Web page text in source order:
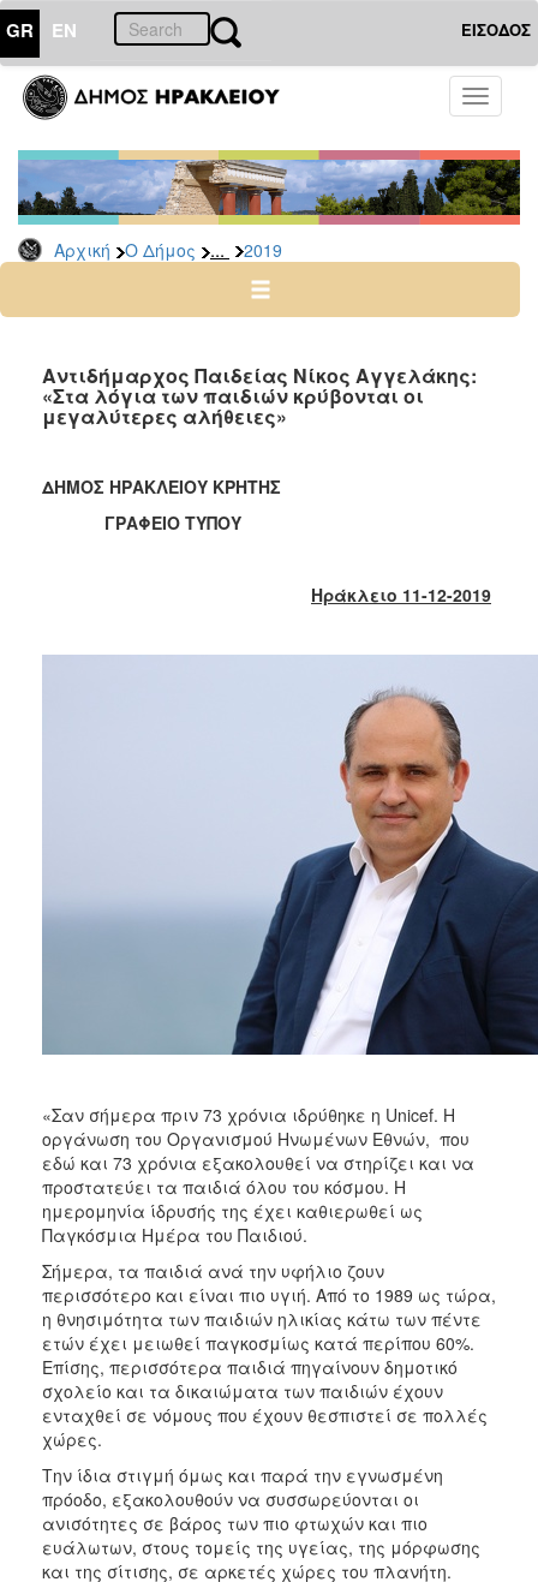
GR EN ΕΙΣΟΔΟΣ
Toggle
Αρχική Ο Δήμος ... 2019
ΔΗΜΟΣ
Δελτία
Τύπου
Αρχείο
2026
2024
2022
2015
ΠΟΛΗ
Αντιδήμαρχος Παιδείας Νίκος Αγγελάκης:
«Στα λόγια των παιδιών κρύβονται οι
μεγαλύτερες αλήθειες»
ΔΗΜΟΣ ΗΡΑΚΛΕΙΟΥ ΚΡΗΤΗΣ
ΓΡΑΦΕΙΟ ΤΥΠΟΥ
Ηράκλειο 11-12-2019
«Σαν σήμερα πριν 73 χρόνια ιδρύθηκε η Unicef. Η
οργάνωση του Οργανισμού Ηνωμένων Εθνών, που
εδώ και 73 χρόνια εξακολουθεί να στηρίζει και να
προστατεύει τα παιδιά όλου του κόσμου. Η
ημερομηνία ίδρυσής της έχει καθιερωθεί ως
Παγκόσμια Ημέρα του Παιδιού.
Σήμερα, τα παιδιά ανά την υφήλιο ζουν
περισσότερο και είναι πιο υγιή. Από το 1989 ως τώρα,
η θνησιμότητα των παιδιών ηλικίας κάτω των πέντε
ετών έχει μειωθεί παγκοσμίως κατά περίπου 60%.
Επίσης, περισσότερα παιδιά πηγαίνουν δημοτικό
σχολείο και τα δικαιώματα των παιδιών έχουν
ενταχθεί σε νόμους που έχουν θεσπιστεί σε πολλές
χώρες.
Την ίδια στιγμή όμως και παρά την εγνωσμένη
πρόοδο, εξακολουθούν να συσσωρεύονται οι
ανισότητες σε βάρος των πιο φτωχών και πιο
ευάλωτων, στους τομείς της υγείας, της μόρφωσης
και της σίτισης, σε αρκετές χώρες του πλανήτη.